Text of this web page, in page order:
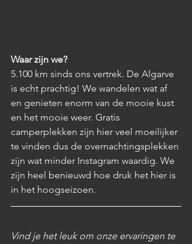
Waar zijn we?
5.100 km sinds ons vertrek. De Algarve
is echt prachtig! We wandelen wat af
en genieten enorm van de mooie kust
en het mooie weer. Gratis
camperplekken zijn hier veel moeilijker
te vinden dus de overnachtingsplekken
zijn wat minder Instagram waardig. We
zijn heel benieuwd hoe druk het hier is
in het hoogseizoen.
Vind je het leuk om onze ervaringen te